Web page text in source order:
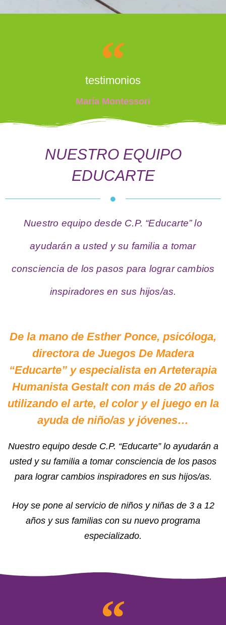
testimonios
María Montessori
NUESTRO EQUIPO
EDUCARTE
Nuestro equipo desde C.P. “Educarte” lo
ayudarán a usted y su familia a tomar
consciencia de los pasos para lograr cambios
inspiradores en sus hijos/as.
De la mano de Esther Ponce, psicóloga,
directora de Juegos De Madera
“Educarte” y especialista en Arteterapia
Humanista Gestalt con más de 20 años
utilizando el arte, el color y el juego en la
ayuda de niño/as y jóvenes…
Nuestro equipo desde C.P. “Educarte” lo ayudarán a
usted y su familia a tomar consciencia de los pasos
para lograr cambios inspiradores en sus hijos/as.
Hoy se pone al servicio de niños y niñas de 3 a 12
años y sus familias con su nuevo programa
especializado.